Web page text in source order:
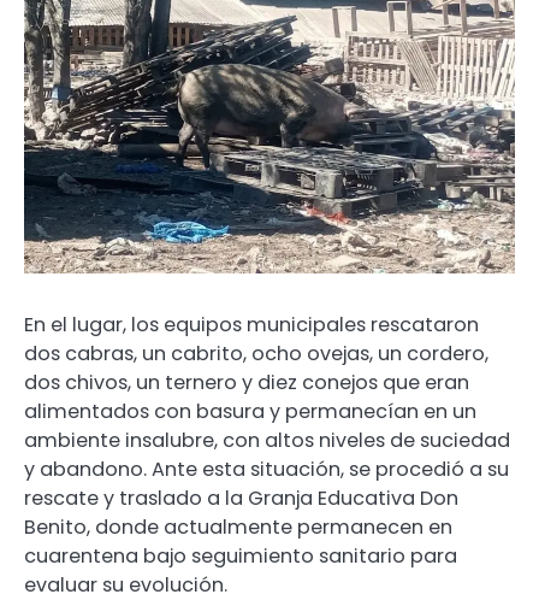
En el lugar, los equipos municipales rescataron
dos cabras, un cabrito, ocho ovejas, un cordero,
dos chivos, un ternero y diez conejos que eran
alimentados con basura y permanecían en un
ambiente insalubre, con altos niveles de suciedad
y abandono. Ante esta situación, se procedió a su
rescate y traslado a la Granja Educativa Don
Benito, donde actualmente permanecen en
cuarentena bajo seguimiento sanitario para
evaluar su evolución.